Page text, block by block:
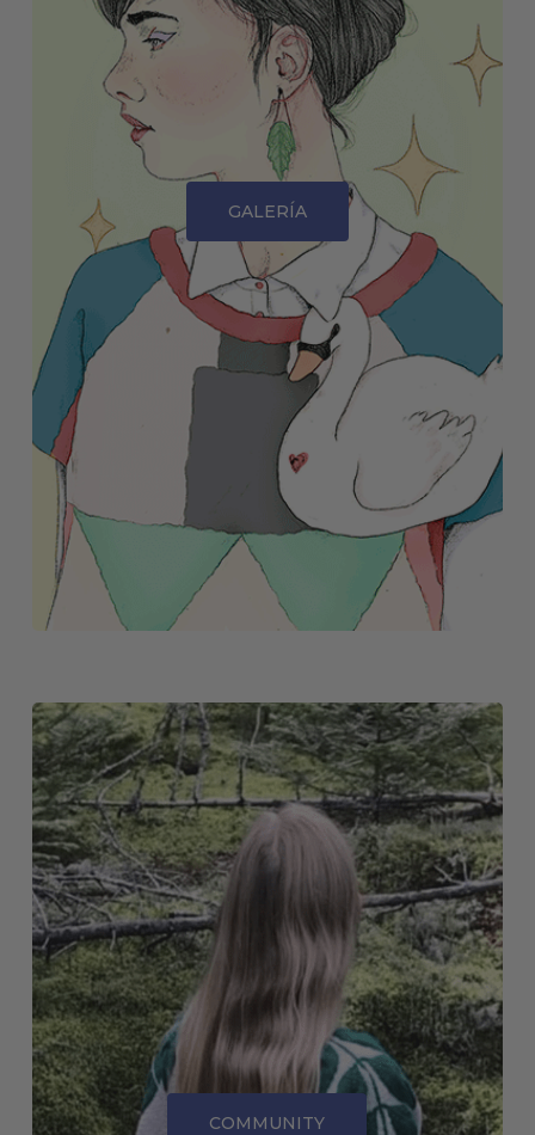
GALERÍA
COMMUNITY
COMMUNITY